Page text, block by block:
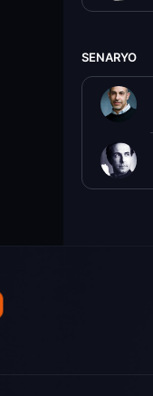
SENARYO